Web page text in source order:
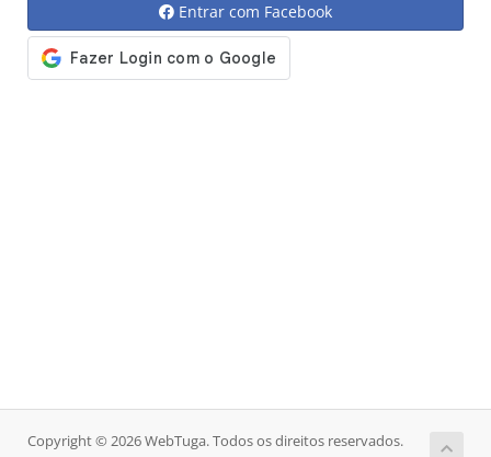
Entrar com Facebook
Copyright © 2026 WebTuga. Todos os direitos reservados.